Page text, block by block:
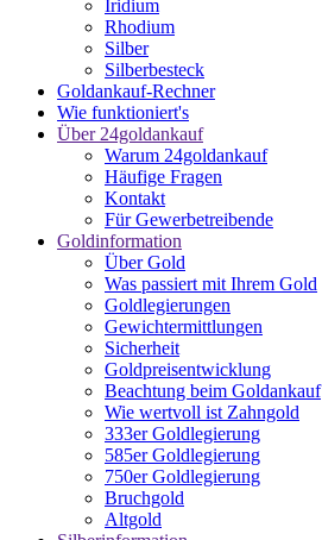
Iridium
Rhodium
Silber
Silberbesteck
Goldankauf-Rechner
Wie funktioniert's
Über 24goldankauf
Warum 24goldankauf
Häufige Fragen
Kontakt
Für Gewerbetreibende
Goldinformation
Über Gold
Was passiert mit Ihrem Gold
Goldlegierungen
Gewichtermittlungen
Sicherheit
Goldpreisentwicklung
Beachtung beim Goldankauf
Wie wertvoll ist Zahngold
333er Goldlegierung
585er Goldlegierung
750er Goldlegierung
Bruchgold
Altgold